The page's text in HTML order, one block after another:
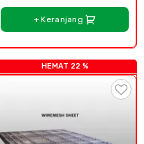
+ Keranjang
HEMAT 22 %